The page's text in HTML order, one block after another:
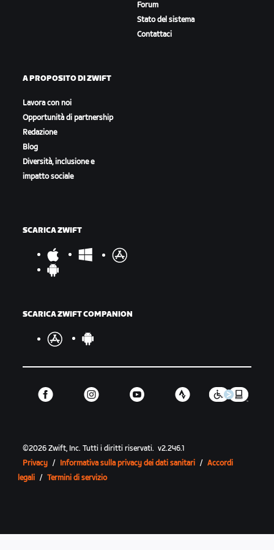
Forum
Stato del sistema
Contattaci
A PROPOSITO DI ZWIFT
Lavora con noi
Opportunità di partnership
Redazione
Blog
Diversità, inclusione e
impatto sociale
SCARICA ZWIFT
SCARICA ZWIFT COMPANION
©2026 Zwift, Inc.Tutti i diritti riservati. v2.246.1
Privacy / Informativa sulla privacy dei dati sanitari / Accordi
legali / Termini di servizio